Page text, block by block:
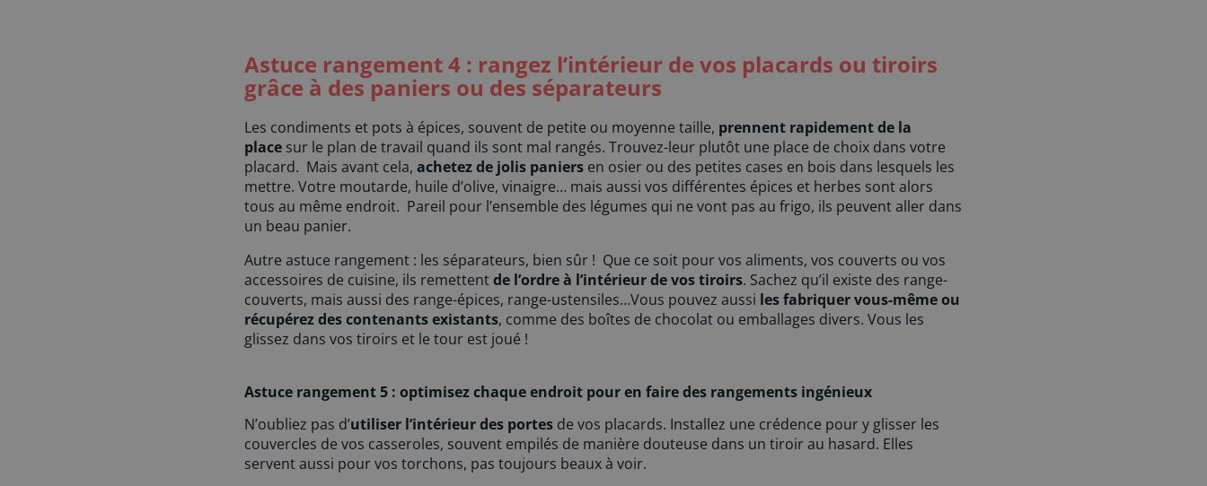
Astuce rangement 4 : rangez l’intérieur de vos placards ou tiroirs
grâce à des paniers ou des séparateurs
Les condiments et pots à épices, souvent de petite ou moyenne taille, prennent rapidement de la
place sur le plan de travail quand ils sont mal rangés. Trouvez-leur plutôt une place de choix dans votre
placard. Mais avant cela, achetez de jolis paniers en osier ou des petites cases en bois dans lesquels les
mettre. Votre moutarde, huile d’olive, vinaigre… mais aussi vos différentes épices et herbes sont alors
tous au même endroit. Pareil pour l’ensemble des légumes qui ne vont pas au frigo, ils peuvent aller dans
un beau panier.
Autre astuce rangement : les séparateurs, bien sûr ! Que ce soit pour vos aliments, vos couverts ou vos
accessoires de cuisine, ils remettentde l’ordre à l’intérieur de vos tiroirs. Sachez qu’il existe des range-
couverts, mais aussi des range-épices, range-ustensiles…Vous pouvez aussi les fabriquer vous-même ou
récupérez des contenants existants, comme des boîtes de chocolat ou emballages divers. Vous les
glissez dans vos tiroirs et le tour est joué !
Astuce rangement 5 : optimisez chaque endroit pour en faire des rangements ingénieux
N’oubliez pas d’utiliser l’intérieur des portes de vos placards. Installez une crédence pour y glisser les
couvercles de vos casseroles, souvent empilés de manière douteuse dans un tiroir au hasard. Elles
servent aussi pour vos torchons, pas toujours beaux à voir.